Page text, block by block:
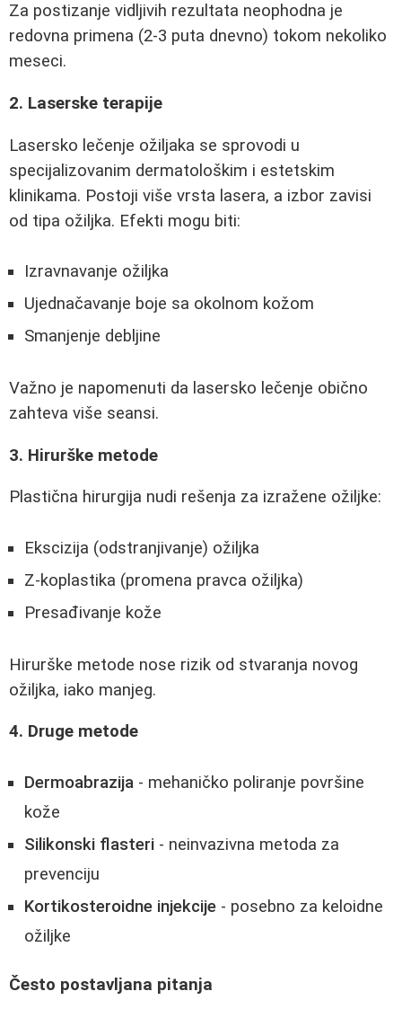
Za postizanje vidljivih rezultata neophodna je
redovna primena (2-3 puta dnevno) tokom nekoliko
meseci.
2. Laserske terapije
Lasersko lečenje ožiljaka se sprovodi u
specijalizovanim dermatološkim i estetskim
klinikama. Postoji više vrsta lasera, a izbor zavisi
od tipa ožiljka. Efekti mogu biti:
Izravnavanje ožiljka
Ujednačavanje boje sa okolnom kožom
Smanjenje debljine
Važno je napomenuti da lasersko lečenje obično
zahteva više seansi.
3. Hirurške metode
Plastična hirurgija nudi rešenja za izražene ožiljke:
Ekscizija (odstranjivanje) ožiljka
Z-koplastika (promena pravca ožiljka)
Presađivanje kože
Hirurške metode nose rizik od stvaranja novog
ožiljka, iako manjeg.
4. Druge metode
Dermoabrazija - mehaničko poliranje površine
kože
Silikonski flasteri - neinvazivna metoda za
prevenciju
Kortikosteroidne injekcije - posebno za keloidne
ožiljke
Često postavljana pitanja